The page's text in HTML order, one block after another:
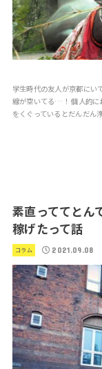
学生時代の友人が京都にい
線が空いてる…！ 個人的に
をくぐっているとだんだん
素直っててとん
稼げたって話
コラム 2021.09.08